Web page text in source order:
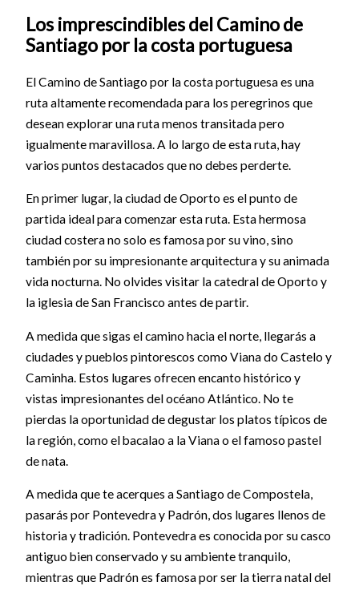
Los imprescindibles del Camino de
Santiago por la costa portuguesa
El Camino de Santiago por la costa portuguesa es una
ruta altamente recomendada para los peregrinos que
desean explorar una ruta menos transitada pero
igualmente maravillosa. A lo largo de esta ruta, hay
varios puntos destacados que no debes perderte.
En primer lugar, la ciudad de Oporto es el punto de
partida ideal para comenzar esta ruta. Esta hermosa
ciudad costera no solo es famosa por su vino, sino
también por su impresionante arquitectura y su animada
vida nocturna. No olvides visitar la catedral de Oporto y
la iglesia de San Francisco antes de partir.
A medida que sigas el camino hacia el norte, llegarás a
ciudades y pueblos pintorescos como Viana do Castelo y
Caminha. Estos lugares ofrecen encanto histórico y
vistas impresionantes del océano Atlántico. No te
pierdas la oportunidad de degustar los platos típicos de
la región, como el bacalao a la Viana o el famoso pastel
de nata.
A medida que te acerques a Santiago de Compostela,
pasarás por Pontevedra y Padrón, dos lugares llenos de
historia y tradición. Pontevedra es conocida por su casco
antiguo bien conservado y su ambiente tranquilo,
mientras que Padrón es famosa por ser la tierra natal del